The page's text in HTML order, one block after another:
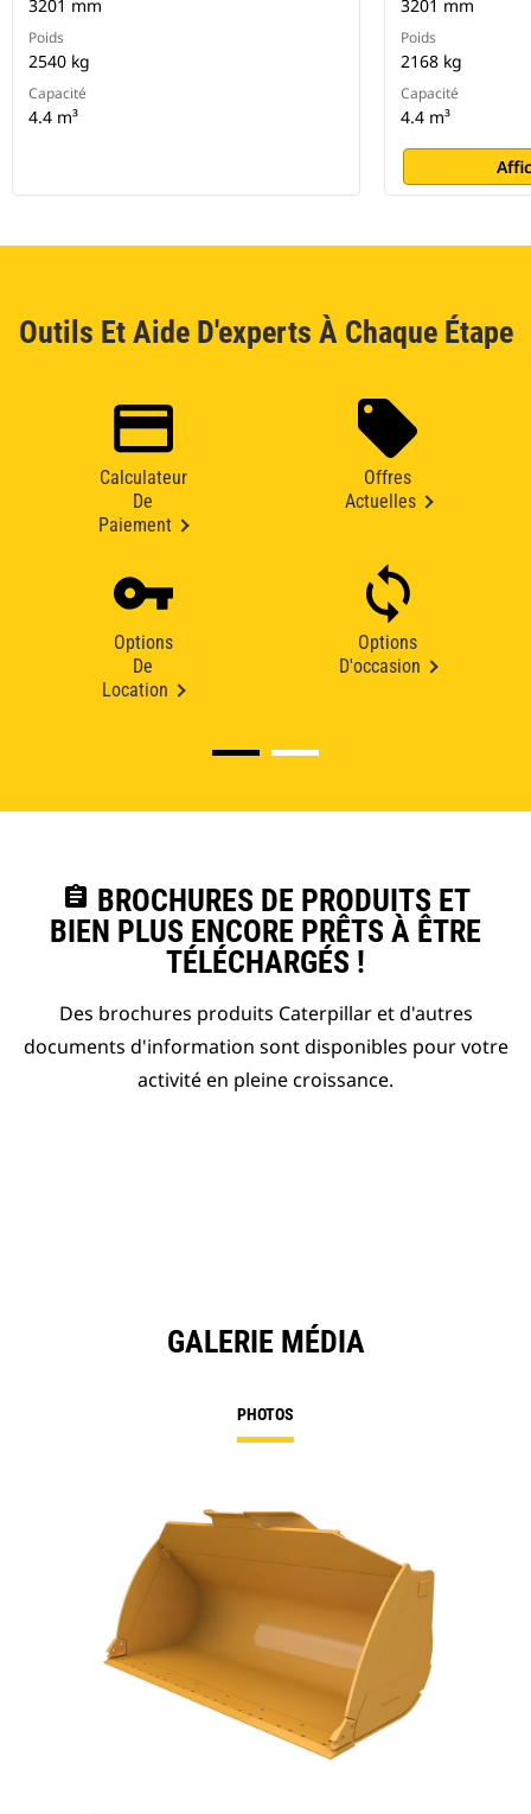
3201 mm
Poids
2540 kg
Capacité
4.4 m³
3201 mm
Poids
2168 kg
Capacité
4.4 m³
Outils Et Aide D'experts À Chaque Étape
Calculateur
De
Paiement
Offres
Actuelles
Options
De
Location
Options
D'occasion
assignment BROCHURES DE PRODUITS ET
BIEN PLUS ENCORE PRÊTS À ÊTRE
TÉLÉCHARGÉS !
Des brochures produits Caterpillar et d'autres
documents d'information sont disponibles pour votre
activité en pleine croissance.
GALERIE MÉDIA
PHOTOS